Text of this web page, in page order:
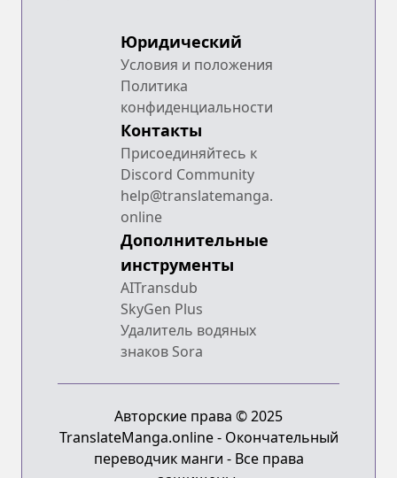
Юридический
Условия и положения
Политика
конфиденциальности
Контакты
Присоединяйтесь к
Discord Community
help@translatemanga.
online
Дополнительные
инструменты
AITransdub
SkyGen Plus
Удалитель водяных
знаков Sora
Авторские права © 2025
TranslateManga.online - Окончательный
переводчик манги - Все права